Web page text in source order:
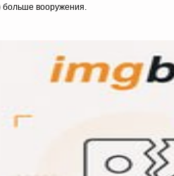
больше вооружения.